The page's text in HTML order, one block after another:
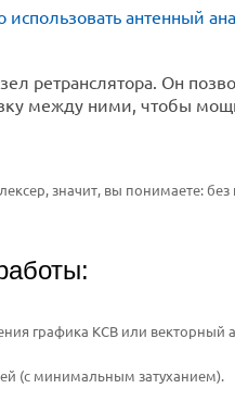
ретранслятора. Он
между ними, чтобы
значит, вы понимаете:
графика КСВ или векторный
(с минимальным затуханием).